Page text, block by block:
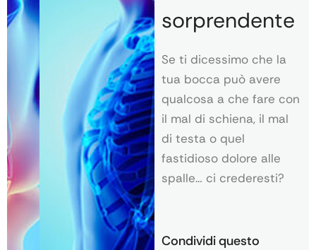
sorprendente
Se ti dicessimo che la
tua bocca può avere
qualcosa a che fare con
il mal di schiena, il mal
di testa o quel
fastidioso dolore alle
spalle… ci crederesti?
Condividi questo